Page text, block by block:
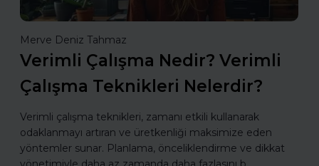
Merve Deniz Tahmaz
Verimli Çalışma Nedir? Verimli
Çalışma Teknikleri Nelerdir?
Verimli çalışma teknikleri, zamanı etkili kullanarak
odaklanmayı artıran ve üretkenliği maksimize eden
yöntemler sunar. Planlama, önceliklendirme ve dikkat